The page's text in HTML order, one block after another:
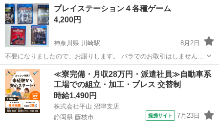
プレイステーション４各種ゲーム
4,200円
神奈川県 川崎駅
8月2日
不要になりましたので、お譲りします。 バラでのお取引はしません。
動作確認済みです。 ※当方指定日時本日中であれば、若干値引きいた
します。 お渡しは、自宅近くでのお渡しとなります。
神奈川 川崎市 川崎駅 テレビゲーム
≪寮完備・月収28万円・派遣社員≫自動車系
工場での組立・加工・プレス 交替制
時給1,490円
株式会社平山 沼津支店
静岡県 藤枝市
提携サイト 7月23日